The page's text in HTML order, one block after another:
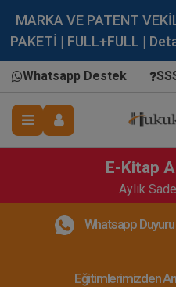
MARKA VE PATENT
PAKETİ | FULL+FULL |
Whatsapp Destek
E-Kitap
Aylık
Whatsapp
Eğitimlerimizden